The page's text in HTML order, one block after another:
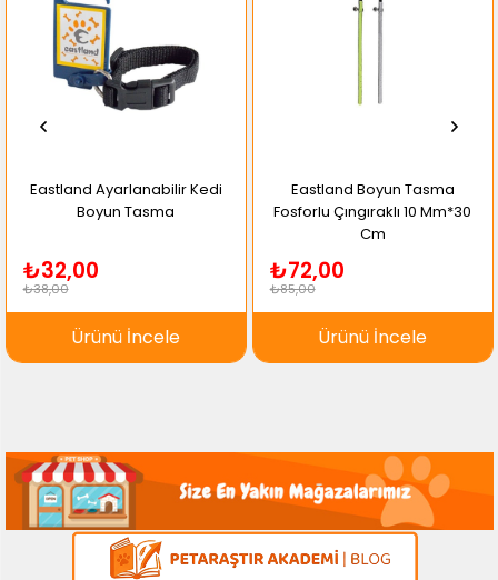
Eastland Ayarlanabilir Kedi
Boyun Tasma
₺32,00
₺38,00
Ürünü İncele
Eastland Boyun Tasma
Fosforlu Çıngıraklı 10 Mm*30
Cm
₺72,00
₺85,00
Ürünü İncele